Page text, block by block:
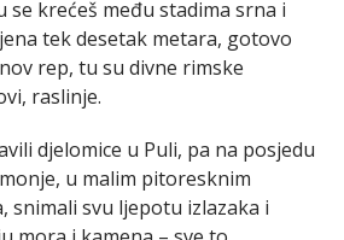
se krećeš među stadima srna i
tek desetak metara, gotovo
rep, tu su divne rimske
raslinje.
djelomice u Puli, pa na posjedu
u malim pitoresknim
snimali svu ljepotu izlazaka i